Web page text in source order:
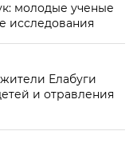
молодые ученые
исследования
Елабуги
и отравления